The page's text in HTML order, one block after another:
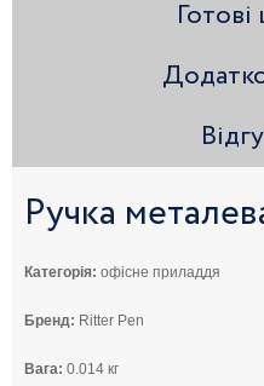
Ручка
Категорія: офісне приладдя
Бренд: Ritter Pen
Вага: 0.014 кг